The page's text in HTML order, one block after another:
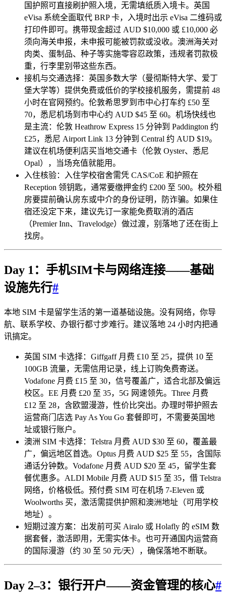
国护照可直接刷护照入境，无需填纸质入境卡。英国
eVisa 系统全面取代 BRP 卡，入境时出示 eVisa 二维码或
打印件即可。携带现金超过 AUD $10,000 或 £10,000 必
须向海关申报，未申报可能被罚款或没收。澳洲海关对
肉类、蛋制品、种子等实施零容忍政策，违规者罚款极
重，行李里别带这些东西。
接机与交通选择：英国多数大学（曼彻斯特大学、爱丁
堡大学等）提供免费或低价的学校接机服务，需提前 48
小时在官网预约。伦敦希思罗到市中心打车约 £50 至
70，悉尼机场到市中心约 AUD $45 至 60。机场快线也
是主流：伦敦 Heathrow Express 15 分钟到 Paddington 约
£25，悉尼 Airport Link 13 分钟到 Central 约 AUD $19。
建议在机场便利店买当地交通卡（伦敦 Oyster、悉尼
Opal），当场充值就能用。
入住核验：入住学校宿舍需凭 CAS/CoE 和护照在
Reception 领钥匙，通常要缴押金约 £200 至 500。校外租
房要提前确认房东或中介的身份证明，防诈骗。如果住
宿还没定下来，建议先订一家能免费取消的酒店
（Premier Inn、Travelodge）做过渡，别落地了还在街上
找房。
Day 1：手机SIM卡与网络连接——基础
设施先行#
本地 SIM 卡是留学生活的第一道基础设施。没有网络，你导
航、联系学校、办银行都寸步难行。建议落地 24 小时内把通
讯搞定。
英国 SIM 卡选择：Giffgaff 月费 £10 至 25，提供 10 至
100GB 流量，无需信用记录，线上订购免费寄送。
Vodafone 月费 £15 至 30，信号覆盖广，适合北部及偏远
校区。EE 月费 £20 至 35，5G 网速领先。Three 月费
£12 至 28，含欧盟漫游，性价比突出。办理时带护照去
运营商门店选 Pay As You Go 套餐即可，不需要英国地
址或银行账户。
澳洲 SIM 卡选择：Telstra 月费 AUD $30 至 60，覆盖最
广，偏远地区首选。Optus 月费 AUD $25 至 55，含国际
通话分钟数。Vodafone 月费 AUD $20 至 45，留学生套
餐优惠多。ALDI Mobile 月费 AUD $15 至 35，借 Telstra
网络，价格极低。预付费 SIM 可在机场 7-Eleven 或
Woolworths 买，激活需提供护照和澳洲地址（可用学校
地址）。
短期过渡方案：出发前可买 Airalo 或 Holafly 的 eSIM 数
据套餐，激活即用，无需实体卡。也可开通国内运营商
的国际漫游（约 30 至 50 元/天），确保落地不断联。
Day 2–3：银行开户——资金管理的核心#